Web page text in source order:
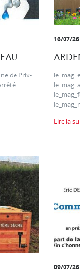
de Prix-
16/07/26
Lire la
09/07/26